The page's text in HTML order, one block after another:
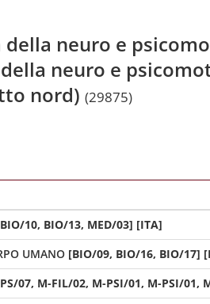
della neuro e
neuro e
nord) (29875)
10, BIO/13, MED/03] [ITA]
UMANO [BIO/09, BIO/16, BIO/17]
07, M-FIL/02, M-PSI/01, M-PSI/01,